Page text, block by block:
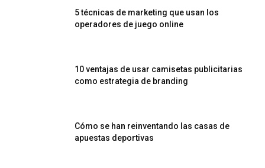
5 técnicas de marketing que usan los
operadores de juego online
10 ventajas de usar camisetas publicitarias
como estrategia de branding
Cómo se han reinventando las casas de
apuestas deportivas